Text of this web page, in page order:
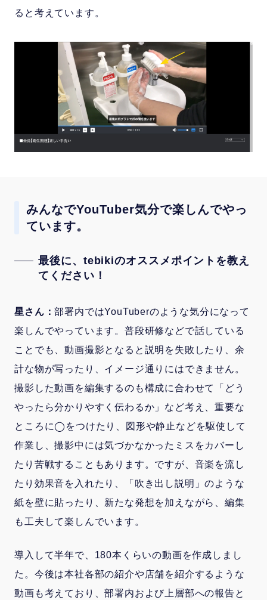
ると考えています。
みんなでYouTuber気分で楽しんでやっ
ています。
最後に、tebikiのオススメポイントを教え
てください！
星さん：部署内ではYouTuberのような気分になって
楽しんでやっています。普段研修などで話している
ことでも、動画撮影となると説明を失敗したり、余
計な物が写ったり、イメージ通りにはできません。
撮影した動画を編集するのも構成に合わせて「どう
やったら分かりやすく伝わるか」など考え、重要な
ところに◯をつけたり、図形や静止などを駆使して
作業し、撮影中には気づかなかったミスをカバーし
たり苦戦することもあります。ですが、音楽を流し
たり効果音を入れたり、「吹き出し説明」のような
紙を壁に貼ったり、新たな発想を加えながら、編集
も工夫して楽しんでいます。
導入して半年で、180本くらいの動画を作成しまし
た。今後は本社各部の紹介や店舗を紹介するような
動画も考えており、部署内および上層部への報告と